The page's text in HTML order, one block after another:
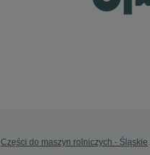
Części do maszyn rolniczych - Śląskie